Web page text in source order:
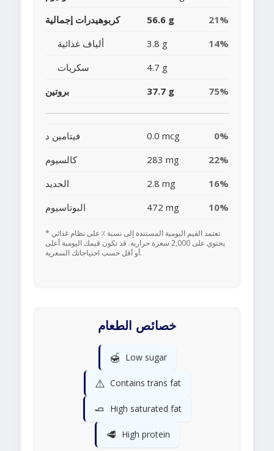
كربوهيدرات إجمالية
56.6 g
21%
ألياف غذائية
3.8 g
14%
سكريات
4.7 g
بروتين
37.7 g 75%
فيتامين د 0.0 mcg
0%
كالسيوم
283 mg
22%
الحديد
2.8 mg
16%
البوتاسيوم
472 mg 10%
* تعتمد القيم اليومية المستندة إلى نسبة ٪ على نظام غذائي
يحتوي على 2,000 سعرة حرارية. قد تكون قيمك اليومية أعلى
أو أقل حسب احتياجاتك السعرية.
خصائص الطعام
🍯 Low sugar
⚠️ Contains trans fat
🧈 High saturated fat
🥩 High protein